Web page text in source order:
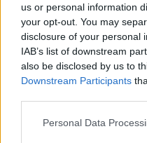
us or personal information
your opt-out. You may
disclosure of your personal
IAB’s list of downstream
also be disclosed by us to
Downstream Participants
Personal Data
szennyeződést,
smirgliként
ször gyorsabban
többször ellenőrizni
Az összes többi